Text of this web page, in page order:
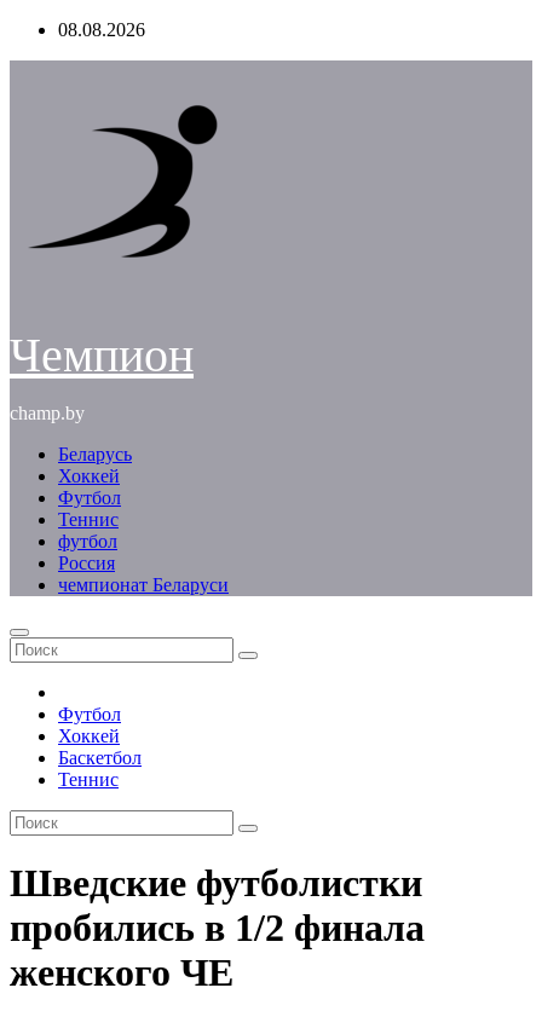
Перейти08.08.2026
Чемпион
champ.by
Беларусь
Хоккей
Футбол
Теннис
футбол
Россия
чемпионат Беларуси
Футбол
Хоккей
Баскетбол
Теннис
Шведские футболистки
пробились в 1/2 финала
женского ЧЕ